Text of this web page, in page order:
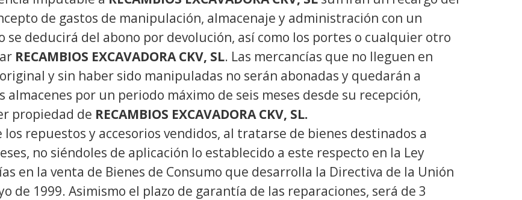
de gastos de manipulación, almacenaje y administración con un
se deducirá del abono por devolución, así como los portes o cualquier otro
RECAMBIOS EXCAVADORA CKV, SL. Las mercancías que no lleguen en
y sin haber sido manipuladas no serán abonadas y quedarán a
por un periodo máximo de seis meses desde su recepción,
propiedad de RECAMBIOS EXCAVADORA CKV, SL.
los repuestos y accesorios vendidos, al tratarse de bienes destinados a
no siéndoles de aplicación lo establecido a este respecto en la Ley
en la venta de Bienes de Consumo que desarrolla la Directiva de la Unión
de 1999. Asimismo el plazo de garantía de las reparaciones, será de 3